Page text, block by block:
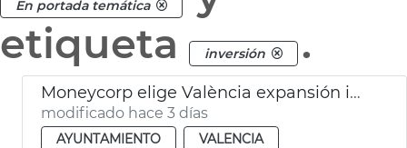
En portada temática
etiqueta
inversión .
Moneycorp elige València expansión internacional
modificado hace 3 días
AYUNTAMIENTO
VALENCIA